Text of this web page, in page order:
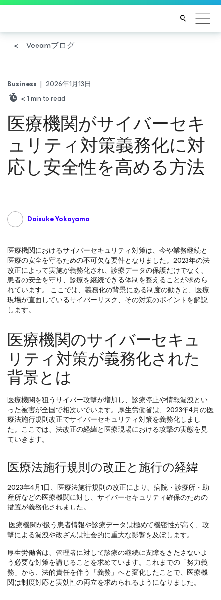
Veeamブログ
Business | 2026年1月13日
< 1min to read
医療機関がサイバーセキ
ュリティ対策義務化に対
応し安全性を高める方法
Daisuke Yokoyama
医療機関におけるサイバーセキュリティ対策は、今や業務継続と
医療の安全を守るための不可欠な要件となりました。2023年の法
改正によって実施が義務化され、診療データの保護だけでなく、
患者の安全を守り、診療を継続できる体制を整えることが求めら
れています。 ここでは、義務化の背景にある制度の動きと、医療
現場が直面しているサイバーリスク、その対策のポイントを解説
します。
医療機関のサイバーセキュ
リティ対策が義務化された
背景とは
医療機関を狙うサイバー攻撃が増加し、診療停止や情報漏洩とい
った被害が全国で相次いでいます。厚生労働省は、2023年4月の医
療法施行規則改正でサイバーセキュリティ対策を義務化しまし
た。ここでは、法改正の経緯と医療現場における攻撃の実態を見
ていきます。
医療法施行規則の改正と施行の経緯
2023年4月1日、医療法施行規則の改正により、病院・診療所・助
産所などの医療機関に対し、サイバーセキュリティ確保のための
措置が義務化されました。
医療機関が扱う患者情報や診療データは極めて機密性が高く、攻
撃による漏洩や改ざんは社会的に重大な影響を及ぼします。
厚生労働省は、管理者に対して診療の継続に支障をきたさないよ
う必要な対策を講じることを求めています。これまでの「努力義
務」から、法的責任を伴う「義務」へと変化したことで、医療機
関は制度対応と実効性の両立を求められるようになりました。